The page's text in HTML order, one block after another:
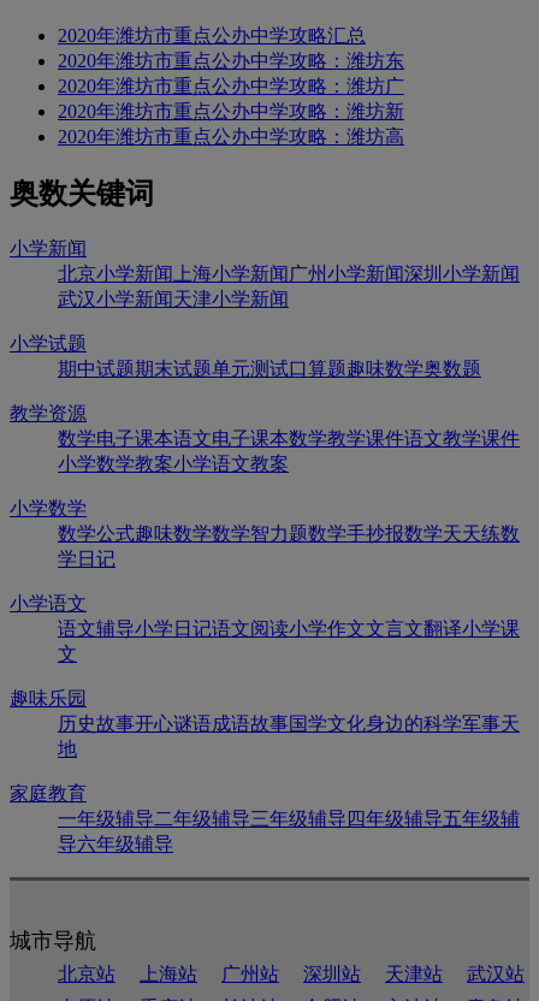
2020年潍坊市重点公办中学攻略汇总
2020年潍坊市重点公办中学攻略：潍坊东
2020年潍坊市重点公办中学攻略：潍坊广
2020年潍坊市重点公办中学攻略：潍坊新
2020年潍坊市重点公办中学攻略：潍坊高
奥数关键词
小学新闻
北京小学新闻
上海小学新闻 广州小学新闻深圳小学新闻
武汉小学新闻 天津小学新闻
小学试题
期中试题期末试题单元测试口算题趣味数学奥数题
教学资源
数学电子课本语文电子课本数学教学课件语文教学课件
小学数学教案小学语文教案
小学数学
数学公式趣味数学数学智力题数学手抄报数学天天练数
学日记
小学语文
语文辅导小学日记语文阅读小学作文文言文翻译小学课
文
趣味乐园
历史故事开心谜语成语故事国学文化身边的科学军事天
地
家庭教育
一年级辅导二年级辅导三年级辅导 四年级辅导五年级辅
导六年级辅导
城市导航
北京站 上海站 广州站 深圳站 天津站
武汉站